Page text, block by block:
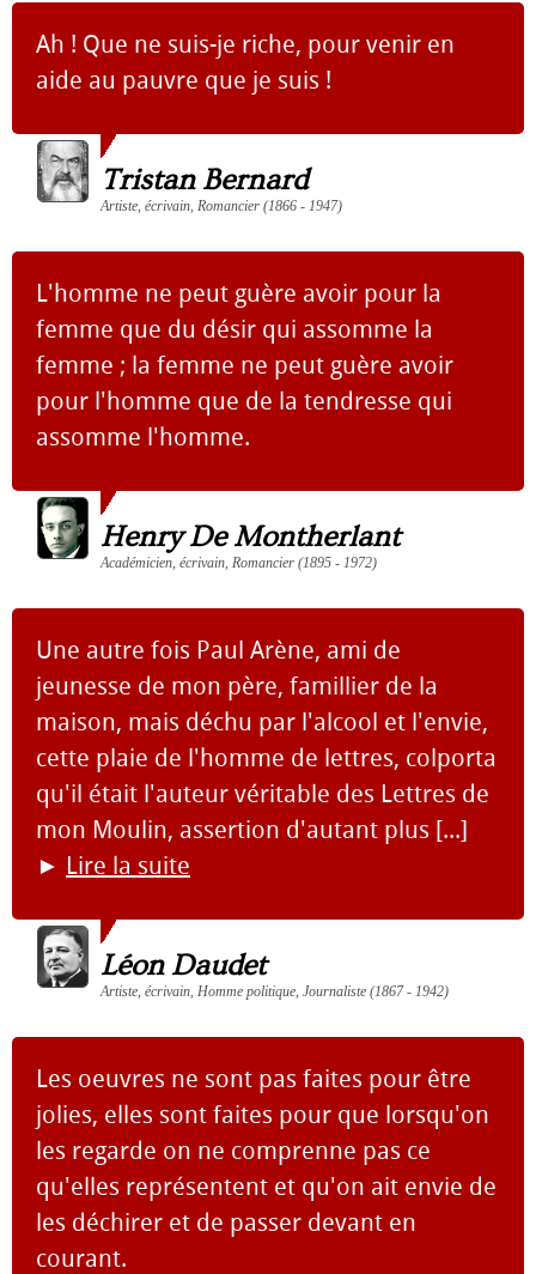
Ah ! Que ne suis-je riche, pour venir en
aide au pauvre que je suis !
Tristan Bernard
Artiste, écrivain, Romancier (1866 - 1947)
L'homme ne peut guère avoir pour la
femme que du désir qui assomme la
femme ; la femme ne peut guère avoir
pour l'homme que de la tendresse qui
assomme l'homme.
Henry De Montherlant
Académicien, écrivain, Romancier (1895 - 1972)
Une autre fois Paul Arène, ami de
jeunesse de mon père, famillier de la
maison, mais déchu par l'alcool et l'envie,
cette plaie de l'homme de lettres, colporta
qu'il était l'auteur véritable des Lettres de
mon Moulin, assertion d'autant plus [...]
► Lire la suite
Léon Daudet
Artiste, écrivain, Homme politique, Journaliste (1867 - 1942)
Les oeuvres ne sont pas faites pour être
jolies, elles sont faites pour que lorsqu'on
les regarde on ne comprenne pas ce
qu'elles représentent et qu'on ait envie de
les déchirer et de passer devant en
courant.